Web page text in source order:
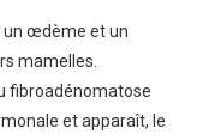
un œdème et un
mamelles.
fibroadénomatose
et apparaît, le